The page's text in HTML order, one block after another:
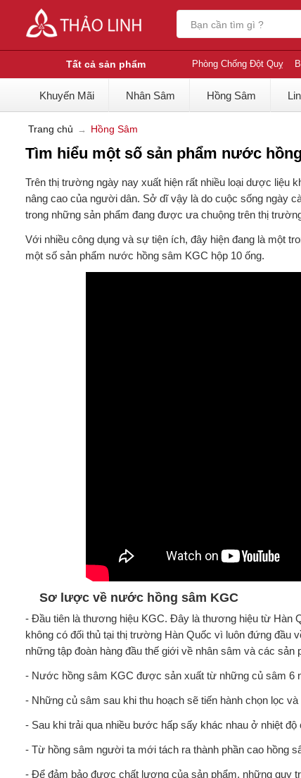
Tất cả sản phẩm Phòng Chống Đột Quỵ
Khuyến Mãi Nhân Sâm Hồng Sâm
Trang chủ Hồng Sâm
Tìm hiểu một số sản phẩm nước
Trên thị trường ngày nay xuất hiện rất nhiều loại dược liệu
nâng cao của người dân. Sở dĩ vậy là do cuộc sống ngày
trong những sản phẩm đang được ưa chuộng trên thị
Với nhiều công dụng và sự tiện ích, đây hiện đang là một
một số sản phẩm nước hồng sâm KGC hộp 10 ống.
Sơ lược về nước hồng sâm KGC
- Đầu tiên là thương hiệu KGC. Đây là thương hiệu từ Hàn
không có đối thủ tại thị trường Hàn Quốc vì luôn đứng đầu
những tập đoàn hàng đầu thế giới về nhân sâm và các sản
- Nước hồng sâm KGC được sản xuất từ những củ sâm 6
- Những củ sâm sau khi thu hoạch sẽ tiến hành chọn lọc và
- Sau khi trải qua nhiều bước hấp sấy khác nhau ở nhiệt
- Từ hồng sâm người ta mới tách ra thành phần cao hồng
- Để đảm bảo được chất lượng của sản phẩm, những quy